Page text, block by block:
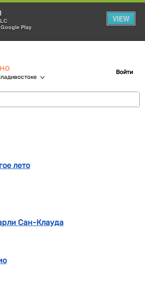
Play
VIEW
Войти
лето
Сан-Клауда